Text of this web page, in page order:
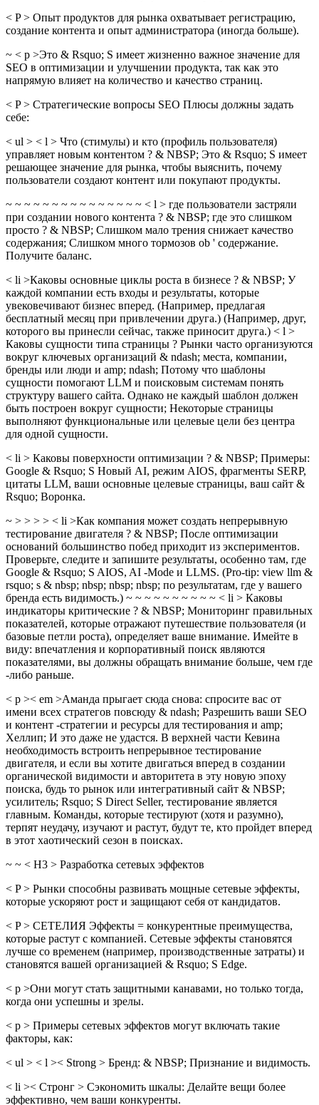
< P > Опыт продуктов для рынка охватывает регистрацию,
создание контента и опыт администратора (иногда больше).
~ < p >Это & Rsquo; S имеет жизненно важное значение для
SEO в оптимизации и улучшении продукта, так как это
напрямую влияет на количество и качество страниц.
< P > Стратегические вопросы SEO Плюсы должны задать
себе:
< ul > < l > Что (стимулы) и кто (профиль пользователя)
управляет новым контентом ? & NBSP; Это & Rsquo; S имеет
решающее значение для рынка, чтобы выяснить, почему
пользователи создают контент или покупают продукты.
~ ~ ~ ~ ~ ~ ~ ~ ~ ~ ~ ~ ~ ~ ~ < l > где пользователи застряли
при создании нового контента ? & NBSP; где это слишком
просто ? & NBSP; Слишком мало трения снижает качество
содержания; Слишком много тормозов ob ' содержание.
Получите баланс.
< li >Каковы основные циклы роста в бизнесе ? & NBSP; У
каждой компании есть входы и результаты, которые
увековечивают бизнес вперед. (Например, предлагая
бесплатный месяц при привлечении друга.) (Например, друг,
которого вы принесли сейчас, также приносит друга.) < l >
Каковы сущности типа страницы ? Рынки часто организуются
вокруг ключевых организаций & ndash; места, компании,
бренды или люди и amp; ndash; Потому что шаблоны
сущности помогают LLM и поисковым системам понять
структуру вашего сайта. Однако не каждый шаблон должен
быть построен вокруг сущности; Некоторые страницы
выполняют функциональные или целевые цели без центра
для одной сущности.
< li > Каковы поверхности оптимизации ? & NBSP; Примеры:
Google & Rsquo; S Новый AI, режим AIOS, фрагменты SERP,
цитаты LLM, ваши основные целевые страницы, ваш сайт &
Rsquo; Воронка.
~ > > > > < li >Как компания может создать непрерывную
тестирование двигателя ? & NBSP; После оптимизации
оснований большинство побед приходит из экспериментов.
Проверьте, следите и запишите результаты, особенно там, где
Google & Rsquo; S AIOS, AI -Mode и LLMS. (Pro-tip: view llm &
rsquo; s & nbsp; nbsp; nbsp; nbsp; по результатам, где у вашего
бренда есть видимость.) ~ ~ ~ ~ ~ ~ ~ ~ ~ ~ < li > Каковы
индикаторы критические ? & NBSP; Мониторинг правильных
показателей, которые отражают путешествие пользователя (и
базовые петли роста), определяет ваше внимание. Имейте в
виду: впечатления и корпоративный поиск являются
показателями, вы должны обращать внимание больше, чем где
-либо раньше.
< p >< em >Аманда прыгает сюда снова: спросите вас от
имени всех стратегов повсюду & ndash; Разрешить ваши SEO
и контент -стратегии и ресурсы для тестирования и amp;
Хеллип; И это даже не удастся. В верхней части Кевина
необходимость встроить непрерывное тестирование
двигателя, и если вы хотите двигаться вперед в создании
органической видимости и авторитета в эту новую эпоху
поиска, будь то рынок или интегративный сайт & NBSP;
усилитель; Rsquo; S Direct Seller, тестирование является
главным. Команды, которые тестируют (хотя и разумно),
терпят неудачу, изучают и растут, будут те, кто пройдет вперед
в этот хаотический сезон в поисках.
~ ~ < H3 > Разработка сетевых эффектов
< P > Рынки способны развивать мощные сетевые эффекты,
которые ускоряют рост и защищают себя от кандидатов.
< P > СЕТЕЛИЯ Эффекты = конкурентные преимущества,
которые растут с компанией. Сетевые эффекты становятся
лучше со временем (например, производственные затраты) и
становятся вашей организацией & Rsquo; S Edge.
< p >Они могут стать защитными канавами, но только тогда,
когда они успешны и зрелы.
< p > Примеры сетевых эффектов могут включать такие
факторы, как:
< ul > < l >< Strong > Бренд: & NBSP; Признание и видимость.
< li >< Стронг > Сэкономить шкалы: Делайте вещи более
эффективно, чем ваши конкуренты.